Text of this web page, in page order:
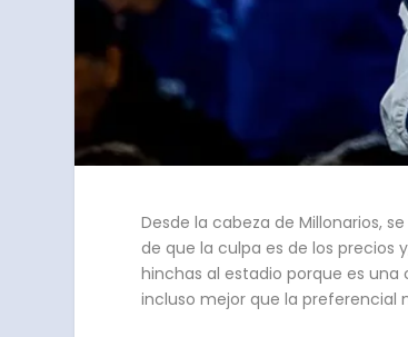
Desde la cabeza de Millonarios,
de que la culpa es de los precios
hinchas al estadio porque es
incluso mejor que la preferencial